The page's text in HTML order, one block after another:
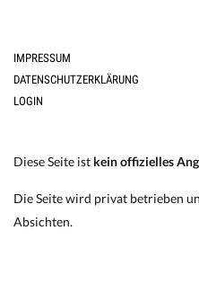
IMPRESSUM
DATENSCHUTZERKLÄRUNG
LOGIN
Diese Seite ist kein offizielles
Die Seite wird privat betrieben
Absichten.